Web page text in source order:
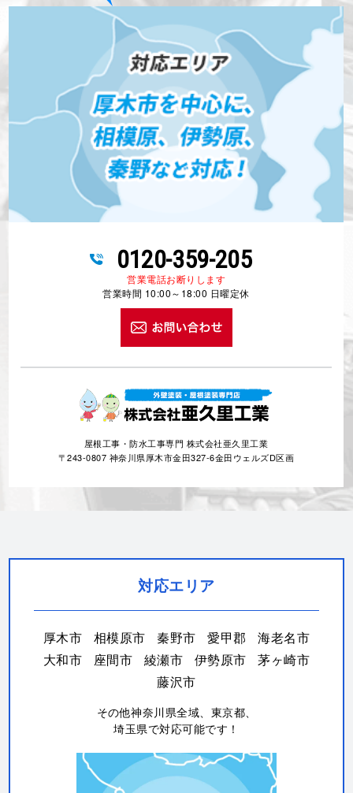
0120-359-205
営業電話お断りします
営業時間 10:00～18:00 日曜定休
屋根工事・防水工事専門 株式会社亜久里工業
〒243-0807 神奈川県厚木市金田327-6金田ウェルズD区画
対応エリア
厚木市 相模原市 秦野市 愛甲郡
海老名市
大和市
座間市 綾瀬市 伊勢原市
茅ヶ崎市
藤沢市
その他神奈川県全域、東京都、
埼玉県で対応可能です！